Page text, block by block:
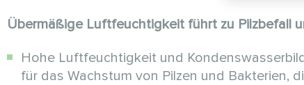
Übermäßige Luftfeuchtigkeit führt zu Pilzbefall
Hohe Luftfeuchtigkeit und
für das Wachstum von Pilzen und Bakterien,